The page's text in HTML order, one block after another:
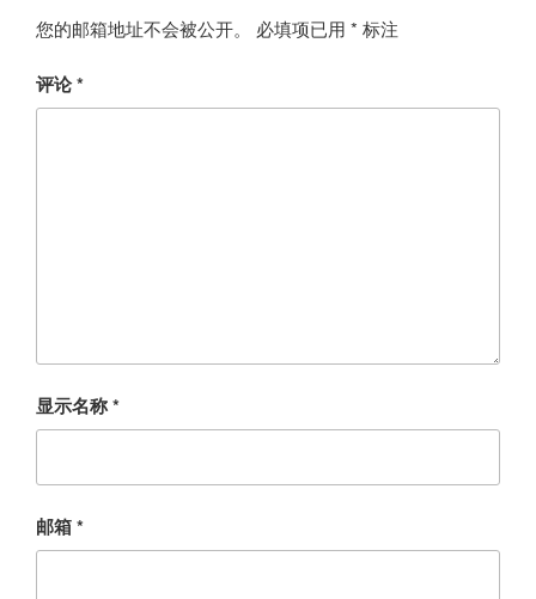
您的邮箱地址不会被公开。 必填项已用 * 标注
评论*
显示名称*
邮箱*